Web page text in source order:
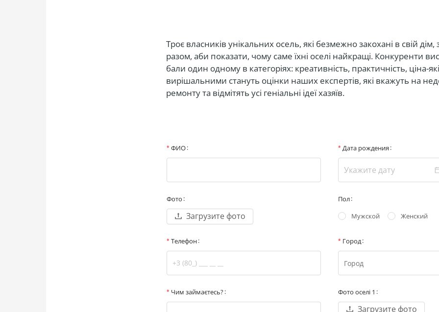
Троє власників унікальних осель, які безмежно закохані в свій дім,
разом, аби показати, чому саме їхні оселі найкращі. Конкуренти
бали один одному в категоріях: креативність, практичність, ціна-
вирішальними стануть оцінки наших експертів, які вкажуть на
ремонту та відмітять усі геніальні ідеї хазяїв.
ФИО Дата рождения
Фото
Загрузите фото
Пол
Мужской
Женский
Телефон Город
Город
Чим займаєтесь? Фото оселі 1
Загрузите фото